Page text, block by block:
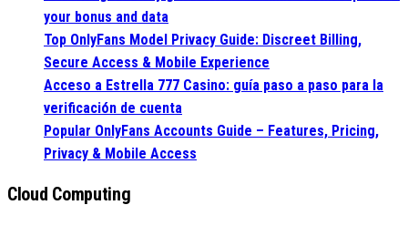
your bonus and data
Top OnlyFans Model Privacy Guide: Discreet Billing,
Secure Access & Mobile Experience
Acceso a Estrella 777 Casino: guía paso a paso para la
verificación de cuenta
Popular OnlyFans Accounts Guide – Features, Pricing,
Privacy & Mobile Access
Cloud Computing